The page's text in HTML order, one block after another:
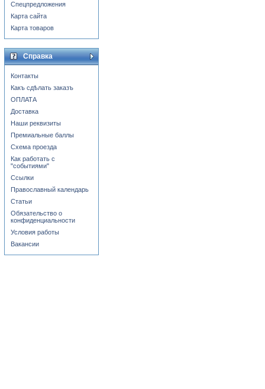
Спецпредложения
Карта сайта
Карта товаров
Справка
Контакты
Какъ сдѣлать заказъ
ОПЛАТА
Доставка
Наши реквизиты
Премиальные баллы
Схема проезда
Как работать с
"событиями"
Ссылки
Православный календарь
Статьи
Обязательство о
конфиденциальности
Условия работы
Вакансии